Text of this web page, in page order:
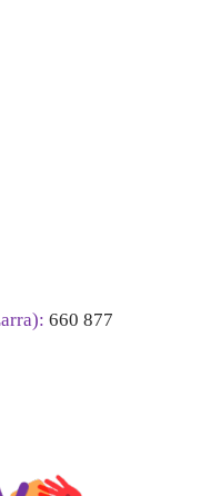
660 877